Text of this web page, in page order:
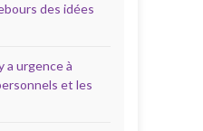
des idées
a urgence à
et les